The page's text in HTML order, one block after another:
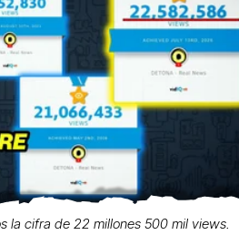
la cifra de 22 millones 500 mil views.